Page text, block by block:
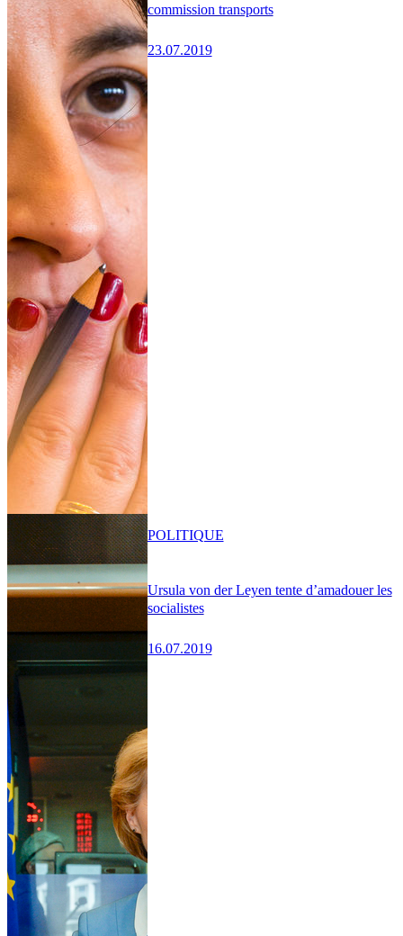
commission transports
23.07.2019
Ursula von der Leyen tente d’amadouer les
socialistes
16.07.2019
POLITIQUE